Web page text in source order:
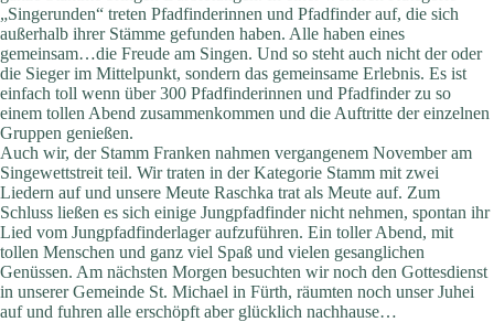
„Singerunden“ treten Pfadfinderinnen und Pfadfinder auf, die sich
außerhalb ihrer Stämme gefunden haben. Alle haben eines
gemeinsam…die Freude am Singen. Und so steht auch nicht der oder
die Sieger im Mittelpunkt, sondern das gemeinsame Erlebnis. Es ist
einfach toll wenn über 300 Pfadfinderinnen und Pfadfinder zu so
einem tollen Abend zusammenkommen und die Auftritte der einzelnen
Gruppen genießen.
Auch wir, der Stamm Franken nahmen vergangenem November am
Singewettstreit teil. Wir traten in der Kategorie Stamm mit zwei
Liedern auf und unsere Meute Raschka trat als Meute auf. Zum
Schluss ließen es sich einige Jungpfadfinder nicht nehmen, spontan ihr
Lied vom Jungpfadfinderlager aufzuführen. Ein toller Abend, mit
tollen Menschen und ganz viel Spaß und vielen gesanglichen
Genüssen. Am nächsten Morgen besuchten wir noch den Gottesdienst
in unserer Gemeinde St. Michael in Fürth, räumten noch unser Juhei
auf und fuhren alle erschöpft aber glücklich nachhause…